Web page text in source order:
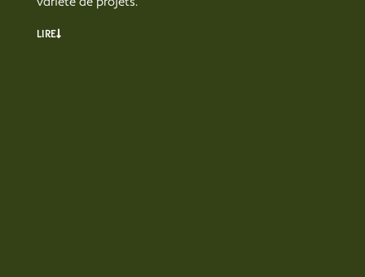
LIRE